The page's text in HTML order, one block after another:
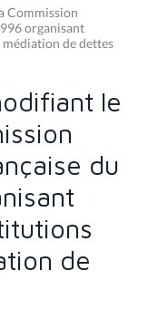
Commission
organisant
de dettes
le
du
de